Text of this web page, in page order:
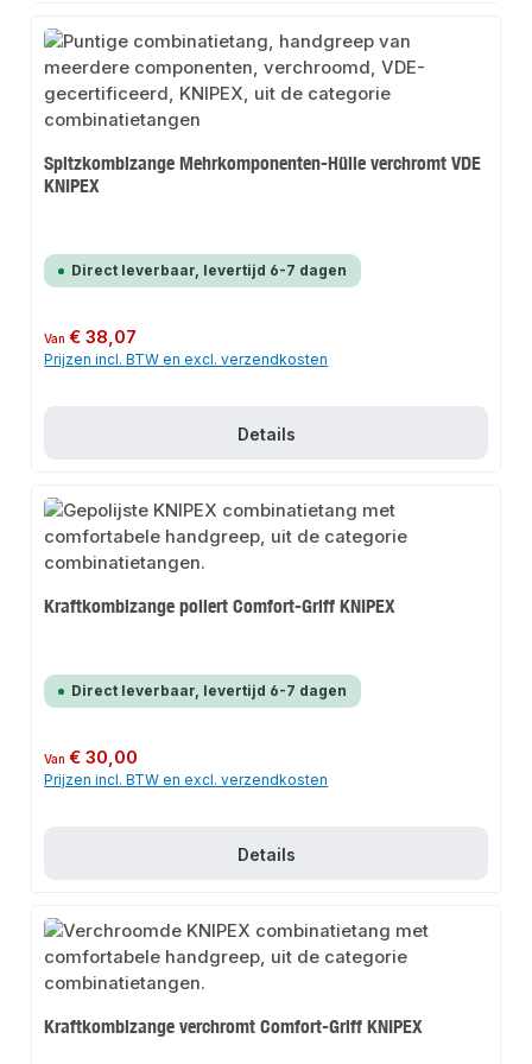
Spitzkombizange Mehrkomponenten-Hülle verchromt VDE
KNIPEX
Direct leverbaar, levertijd 6-7 dagen
Normale prijs:
Van€ 38,07
Prijzen incl. BTW en excl. verzendkosten
Details
Kraftkombizange poliert Comfort-Griff KNIPEX
Direct leverbaar, levertijd 6-7 dagen
Normale prijs:
Van€ 30,00
Prijzen incl. BTW en excl. verzendkosten
Details
Kraftkombizange verchromt Comfort-Griff KNIPEX